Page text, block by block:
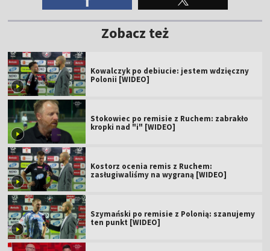
Zobacz też
Kowalczyk po debiucie: jestem wdzięczny
Polonii [WIDEO]
Stokowiec po remisie z Ruchem: zabrakło
kropki nad "i" [WIDEO]
Kostorz ocenia remis z Ruchem:
zasługiwaliśmy na wygraną [WIDEO]
Szymański po remisie z Polonią: szanujemy
ten punkt [WIDEO]